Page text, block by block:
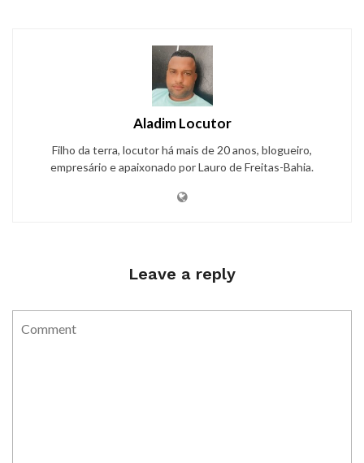
Aladim Locutor
Filho da terra, locutor há mais de 20 anos, blogueiro,
empresário e apaixonado por Lauro de Freitas-Bahia.
Leave a reply